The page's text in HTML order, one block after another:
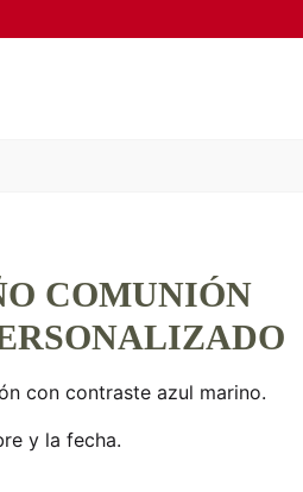
COMUNIÓN
con contraste azul marino.
y la fecha.